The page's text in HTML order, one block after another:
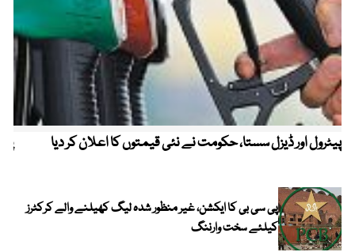
پیٹرول اور ڈیزل سستا، حکومت نے نئی قیمتوں کا اعلان کر دیا
پی سی بی کا ایکشن، غیر منظور شدہ لیگ کھیلنے والے کرکٹرز
کیلئے سخت وارننگ